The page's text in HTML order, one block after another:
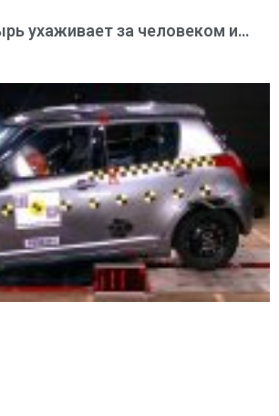
ухаживает за человеком и…